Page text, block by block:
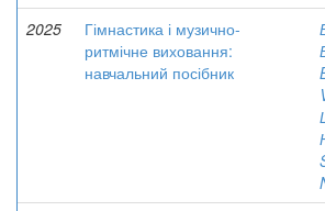
2025
Гімнастика і музично-
ритмічне виховання:
навчальний посібник